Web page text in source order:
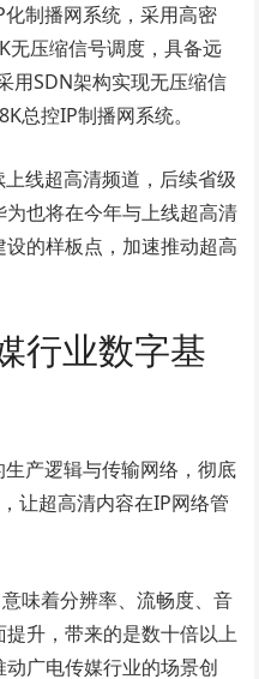
制播网系统，采用高密
无压缩信号调度，具备远
用SDN架构实现无压缩信
总控IP制播网系统。
线超高清频道，后续省级
也将在今年与上线超高清
的样板点，加速推动超高
行业数字基
产逻辑与传输网络，彻底
让超高清内容在IP网络管
味着分辨率、流畅度、音
升，带来的是数十倍以上
广电传媒行业的场景创